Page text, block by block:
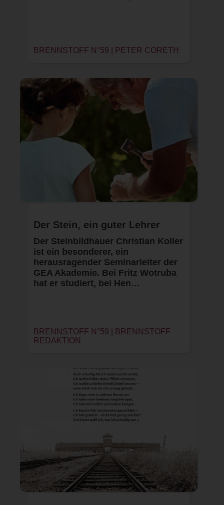
BRENNSTOFF N°59 | PETER CORETH
Der Stein, ein guter Lehrer
Der Steinbildhauer Christian Koller
ist ein besonderer, ein
herausragender Seminarleiter der
GEA Akademie. Bei Fritz Wotruba
hat er studiert, bei Hen…
BRENNSTOFF N°59 |
BRENNSTOFF
REDAKTION